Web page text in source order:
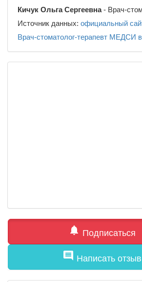
Кичук Ольга Сергеевна- Врач-
Источник данных: официальный
Врач-стоматолог-терапевт МЕДСИ
notifications Подписаться
comment Написать отзыв